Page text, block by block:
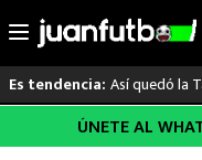
al
Es tendencia: Así quedó la
LO ÚLTIMOÚNETE AL